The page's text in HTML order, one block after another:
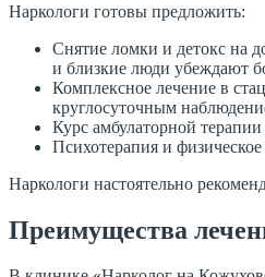
Наркологи готовы предложить:
Снятие ломки и детокс на
и близкие люди убеждают
Комплексное лечение в
круглосуточным
Курс амбулаторной
Психотерапия и
Наркологи настоятельно
Преимущества